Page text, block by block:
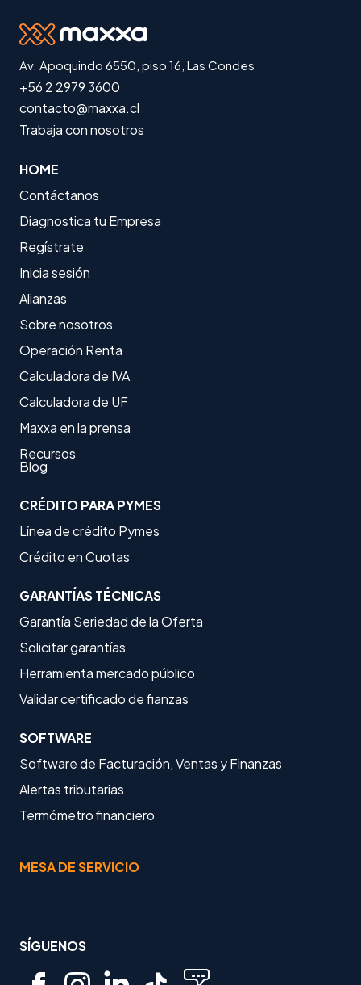
Av. Apoquindo 6550, piso 16, Las Condes
+56 2 2979 3600
contacto@maxxa.cl
Trabaja con nosotros
HOME
Contáctanos
Diagnostica tu Empresa
Regístrate
Inicia sesión
Alianzas
Sobre nosotros
Operación Renta
Calculadora de IVA
Calculadora de UF
Maxxa en la prensa
Recursos
Blog
CRÉDITO PARA PYMES
Línea de crédito Pymes
Crédito en Cuotas
GARANTÍAS TÉCNICAS
Garantía Seriedad de la Oferta
Solicitar garantías
Herramienta mercado público
Validar certificado de fianzas
SOFTWARE
Software de Facturación, Ventas y Finanzas
Alertas tributarias
Termómetro financiero
MESA DE SERVICIO
SÍGUENOS